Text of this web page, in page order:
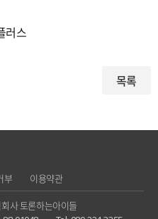
러스
목록
부
이용약관
사 토론하는아이들